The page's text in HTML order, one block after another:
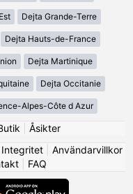
Dejta Grande-Terre
Dejta Hauts-de-France
Dejta Martinique
Dejta Occitanie
Alpes-Côte d Azur
Åsikter
Integritet| Användarvillkor
| FAQ